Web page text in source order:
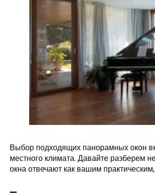
Выбор подходящих панорамных окон
местного климата. Давайте разберем
окна отвечают как вашим